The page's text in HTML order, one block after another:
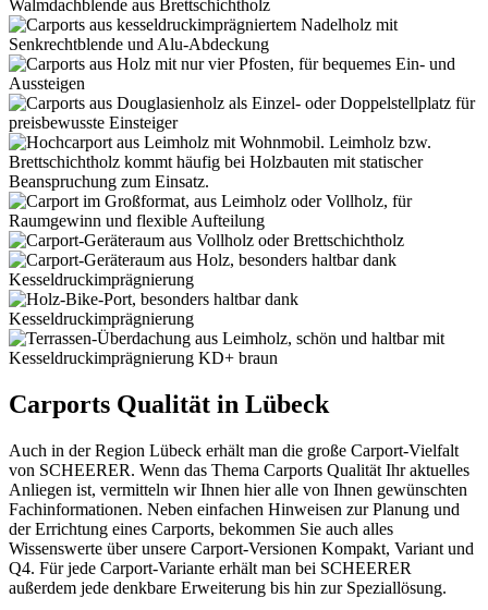
Carports Qualität in Lübeck
Auch in der Region Lübeck erhält man die große Carport-Vielfalt
von SCHEERER. Wenn das Thema Carports Qualität Ihr aktuelles
Anliegen ist, vermitteln wir Ihnen hier alle von Ihnen gewünschten
Fachinformationen. Neben einfachen Hinweisen zur Planung und
der Errichtung eines Carports, bekommen Sie auch alles
Wissenswerte über unsere Carport-Versionen Kompakt, Variant und
Q4. Für jede Carport-Variante erhält man bei SCHEERER
außerdem jede denkbare Erweiterung bis hin zur Speziallösung.